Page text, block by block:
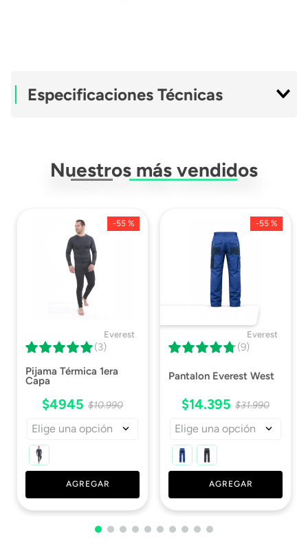
Especificaciones Técnicas
Nuestros más vendidos
-55 %
Everest
(3)
Pijama Térmica 1era
Capa
$4945 $10.990
Elige una opción
AGREGAR
-55 %
Everest
(9)
Pantalon Everest West
$14.395 $31.990
Elige una opción
AGREGAR